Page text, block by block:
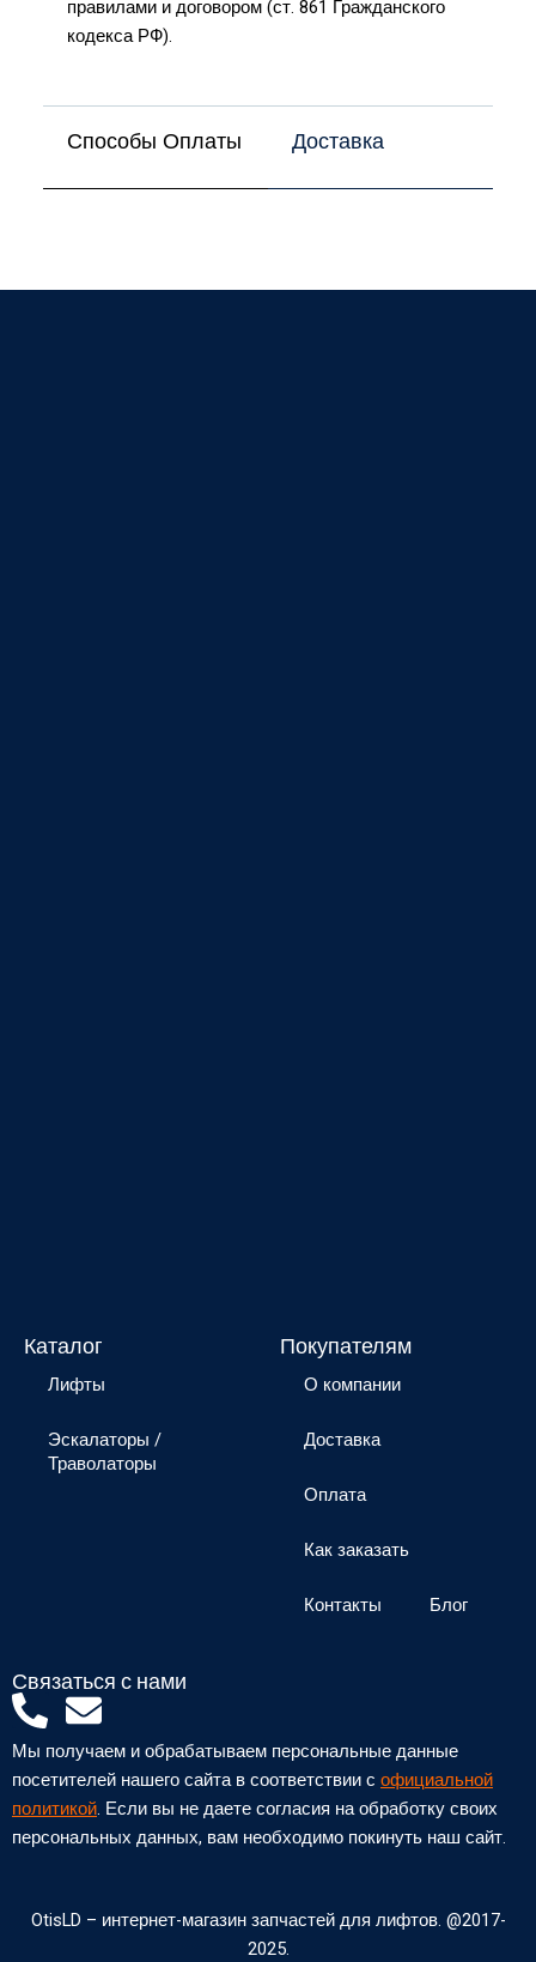
правилами и договором (ст. 861 Гражданского
кодекса РФ).
Способы Оплаты Доставка
Каталог
Лифты
Эскалаторы /
Траволаторы
Покупателям
О компании
Доставка
Оплата
Как заказать
Контакты Блог
Связаться с нами
P
h
o
n
e
a
E
n
v
e
l
p
Мы получаем и обрабатываем персональные данные
посетителей нашего сайта в соответствии с официальной
политикой. Если вы не даете согласия на обработку своих
персональных данных, вам необходимо покинуть наш сайт.
OtisLD – интернет-магазин запчастей для лифтов. @2017-
2025.